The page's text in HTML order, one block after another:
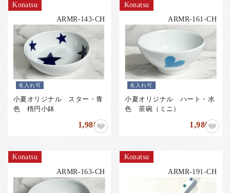
Konatsu
ARMR-143-CH
名入れ可
小夏オリジナル スター・青
色 楕円小鉢
1,980円
Konatsu
ARMR-161-CH
名入れ可
小夏オリジナル ハート・水
色 茶碗（ミニ）
1,980円
Konatsu
ARMR-163-CH
Konatsu
ARMR-191-CH